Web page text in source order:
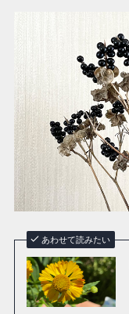
あわせて読みたい